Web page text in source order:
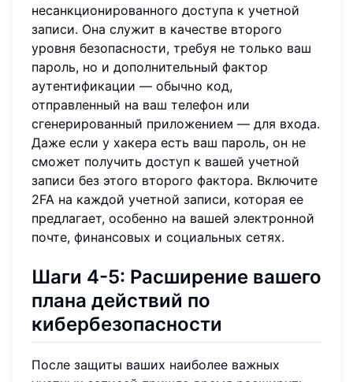
несанкционированного доступа к учетной
записи. Она служит в качестве второго
уровня безопасности, требуя не только ваш
пароль, но и дополнительный фактор
аутентификации — обычно код,
отправленный на ваш телефон или
сгенерированный приложением — для входа.
Даже если у хакера есть ваш пароль, он не
сможет получить доступ к вашей учетной
записи без этого второго фактора. Включите
2FA на каждой учетной записи, которая ее
предлагает, особенно на вашей электронной
почте, финансовых и социальных сетях.
Шаги 4-5: Расширение вашего
плана действий по
кибербезопасности
После защиты ваших наиболее важных